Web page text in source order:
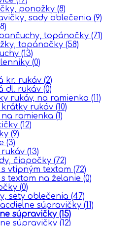
ponožky (8)
sady oblečenia (9)
topánočky (71)
topánočky (58)
(13)
(0)
kr. rukáv (2)
dl. rukáv (0)
rukáv, na ramienka (11)
krátky rukáv (10)
na ramienka (1)
(12)
(9)
(3)
rukáv (13)
čiapočky (72)
s vtipným textom (72)
s textom na želanie (0)
(0)
sety oblečenia (47)
súpravičky (11)
súpravičky (15)
súpravičky (12)